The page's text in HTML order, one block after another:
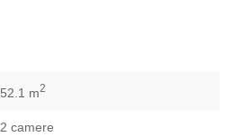
52.1 m2
2 camere